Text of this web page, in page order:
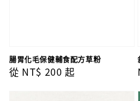
腸胃化毛保健輔食配方草粉
Regular
從 NT$ 200 起